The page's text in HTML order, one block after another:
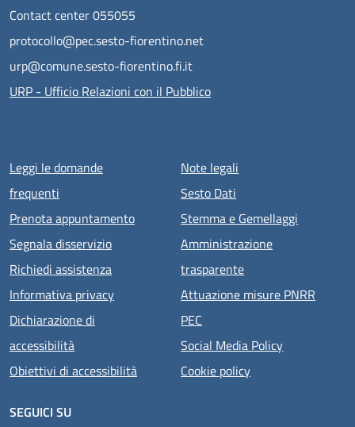
Contact center 055055
protocollo@pec.sesto-fiorentino.net
urp@comune.sesto-fiorentino.fi.it
URP - Ufficio Relazioni con il Pubblico
Menu piè di pagina
Leggi le domande
frequenti
Prenota appuntamento
Segnala disservizio
Richiedi assistenza
Informativa privacy
Dichiarazione di
accessibilità
Obiettivi di accessibilità
Note legali
Sesto Dati
Stemma e Gemellaggi
Amministrazione
trasparente
Attuazione misure PNRR
PEC
Social Media Policy
Cookie policy
SEGUICI SU